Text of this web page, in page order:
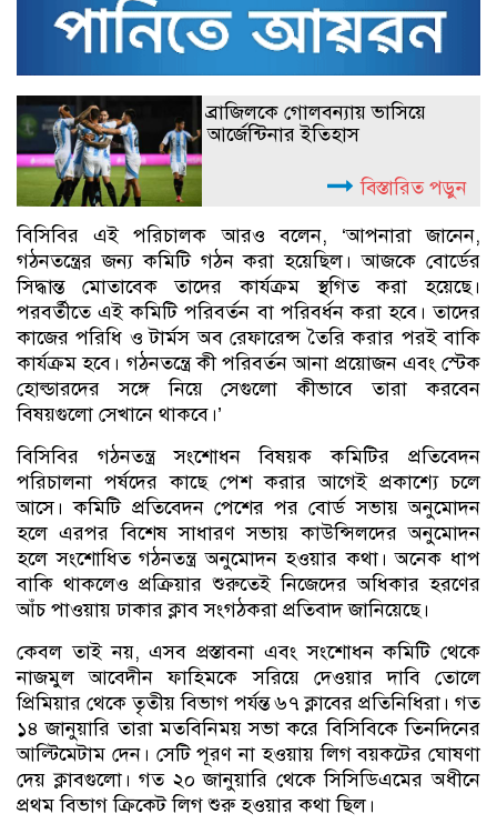
ব্রাজিলকে গোলবন্যায় ভাসিয়ে
আর্জেন্টিনার ইতিহাস
বিস্তারিত পড়ুন
বিসিবির এই পরিচালক আরও বলেন, ‘আপনারা জানেন,
গঠনতন্ত্রের জন্য কমিটি গঠন করা হয়েছিল। আজকে বোর্ডের
সিদ্ধান্ত মোতাবেক তাদের কার্যক্রম স্থগিত করা হয়েছে।
পরবর্তীতে এই কমিটি পরিবর্তন বা পরিবর্ধন করা হবে। তাদের
কাজের পরিধি ও টার্মস অব রেফারেন্স তৈরি করার পরই বাকি
কার্যক্রম হবে। গঠনতন্ত্রে কী পরিবর্তন আনা প্রয়োজন এবং স্টেক
হোল্ডারদের সঙ্গে নিয়ে সেগুলো কীভাবে তারা করবেন
বিষয়গুলো সেখানে থাকবে।’
বিসিবির গঠনতন্ত্র সংশোধন বিষয়ক কমিটির প্রতিবেদন
পরিচালনা পর্ষদের কাছে পেশ করার আগেই প্রকাশ্যে চলে
আসে। কমিটি প্রতিবেদন পেশের পর বোর্ড সভায় অনুমোদন
হলে এরপর বিশেষ সাধারণ সভায় কাউন্সিলদের অনুমোদন
হলে সংশোধিত গঠনতন্ত্র অনুমোদন হওয়ার কথা। অনেক ধাপ
বাকি থাকলেও প্রক্রিয়ার শুরুতেই নিজেদের অধিকার হরণের
আঁচ পাওয়ায় ঢাকার ক্লাব সংগঠকরা প্রতিবাদ জানিয়েছে।
কেবল তাই নয়, এসব প্রস্তাবনা এবং সংশোধন কমিটি থেকে
নাজমুল আবেদীন ফাহিমকে সরিয়ে দেওয়ার দাবি তোলে
প্রিমিয়ার থেকে তৃতীয় বিভাগ পর্যন্ত ৬৭ ক্লাবের প্রতিনিধিরা। গত
১৪ জানুয়ারি তারা মতবিনিময় সভা করে বিসিবিকে তিনদিনের
আল্টিমেটাম দেন। সেটি পূরণ না হওয়ায় লিগ বয়কটের ঘোষণা
দেয় ক্লাবগুলো। গত ২০ জানুয়ারি থেকে সিসিডিএমের অধীনে
প্রথম বিভাগ ক্রিকেট লিগ শুরু হওয়ার কথা ছিল।